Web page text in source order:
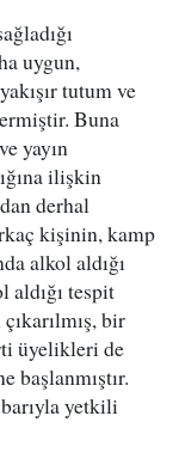
uygun,
tutum ve
Buna
yayın
ilişkin
derhal
kişinin, kamp
alkol aldığı
tespit
bir
üyelikleri de
başlanmıştır.
yetkili